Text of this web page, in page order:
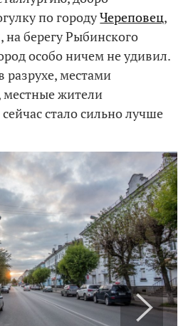
по городуЧереповец,
на берегу Рыбинского
особо ничем не удивил.
разрухе, местами
местные жители
стало сильно лучше